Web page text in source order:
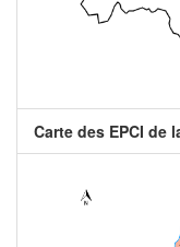
Carte des EPCI de